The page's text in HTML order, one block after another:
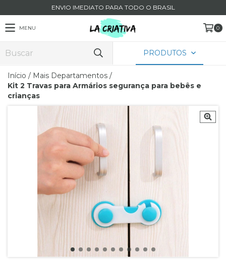
ENVIO IMEDIATO PARA TODO O BRASIL
MENU 0
PRODUTOS
Início / Mais Departamentos /
Kit 2 Travas para Armários segurança para bebês e
crianças